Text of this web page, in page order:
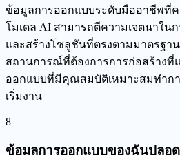
ข้อมูลการออกแบบระดับมืออาชีพที่
โมเดล AI สามารถตีความเจตนาใน
และสร้างโซลูชันที่ตรงตามมาตรฐา
สถานการณ์ที่ต้องการการก่อสร้างที่
ออกแบบที่มีคุณสมบัติเหมาะสมทำก
เริ่มงาน
8
ข้อมูลการออกแบบของฉันปลอ